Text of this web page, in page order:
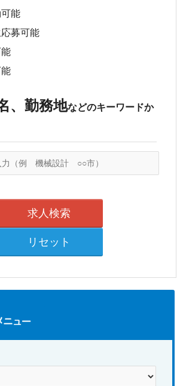
能
募可能
、勤務地などのキーワードか